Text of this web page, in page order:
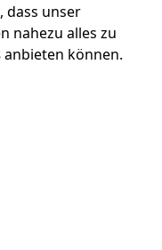
dass unser
nahezu alles zu
anbieten können.